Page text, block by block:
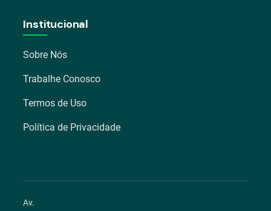
Institucional
Sobre Nós
Trabalhe Conosco
Termos de Uso
Política de Privacidade
Av.